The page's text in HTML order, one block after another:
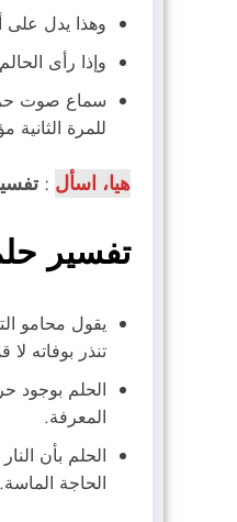
وهذا يدل
وإذا رأى
سماع صوت
للمرة
هيا، اسأل :
تفسير
يقول محامو
تنذر بوفاته لا
الحلم بوجود
المعرفة.
الحلم بأن
الحاجة